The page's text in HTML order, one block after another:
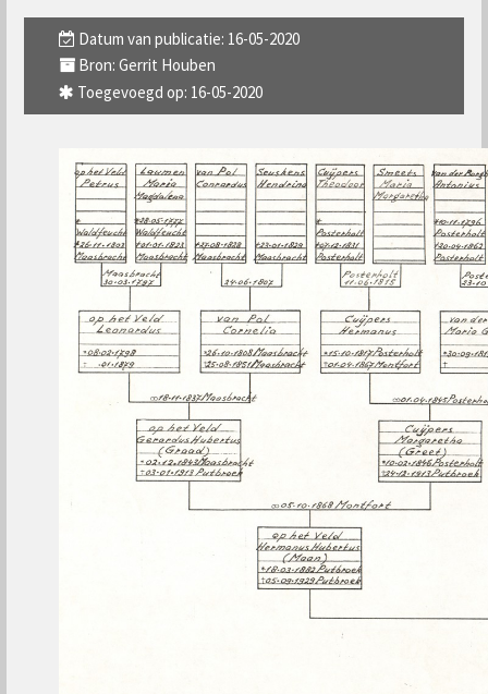
Datum van publicatie: 16-05-2020
Bron: Gerrit Houben
Toegevoegd op: 16-05-2020